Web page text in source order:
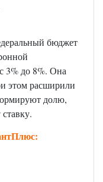
бюджет
3% до 8%. Она
этом расширили
долю,